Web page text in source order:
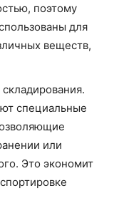
поэтому
для
веществ,
специальные
или
Это экономит